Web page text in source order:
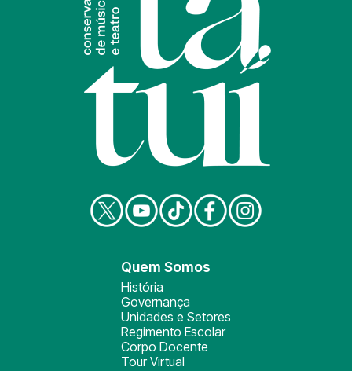
Quem Somos
História
Governança
Unidades e Setores
Regimento Escolar
Corpo Docente
Tour Virtual